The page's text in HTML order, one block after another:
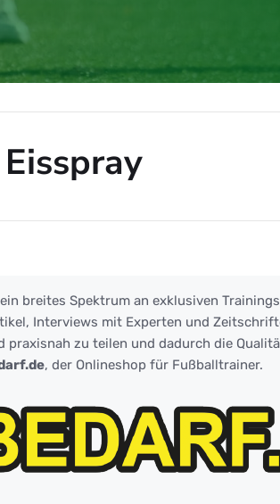
Eisspray
breites Spektrum an exklusiven
Interviews mit Experten und
zu teilen und dadurch die
, der Onlineshop für Fußballtrainer.